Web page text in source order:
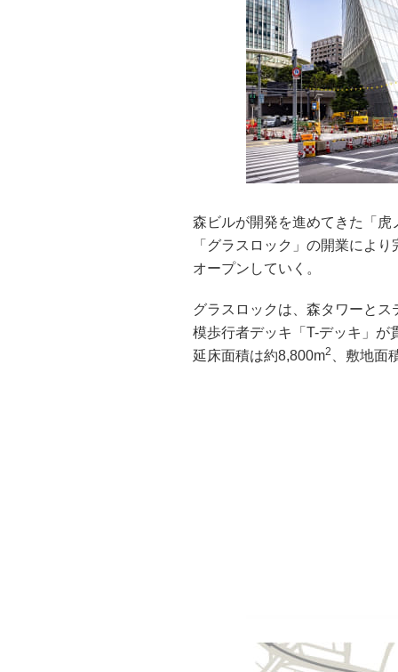
森ビルが開発を進めてきた「
「グラスロック」の開業によ
オープンしていく。
グラスロックは、森タワーと
模歩行者デッキ「T-デッキ」が
延床面積は約8,800m2 、敷地面